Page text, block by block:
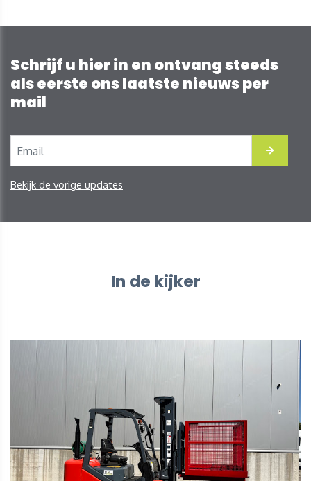
Schrijf u hier in en ontvang steeds
als eerste ons laatste nieuws per
mail
Bekijk de vorige updates
In de kijker